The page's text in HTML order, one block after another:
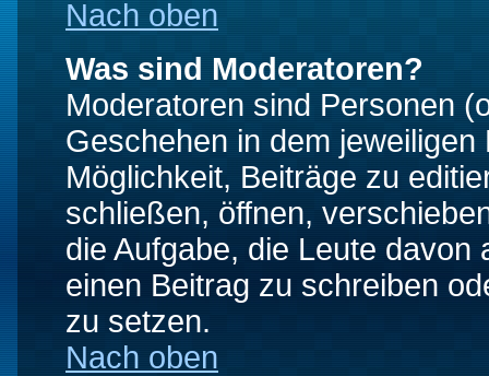
Nach oben
Was sind Moderatoren?
Moderatoren sind Personen
Geschehen in dem
Möglichkeit, Beiträge zu
schließen, öffnen,
die Aufgabe, die Leute
einen Beitrag zu schreiben
zu setzen.
Nach oben